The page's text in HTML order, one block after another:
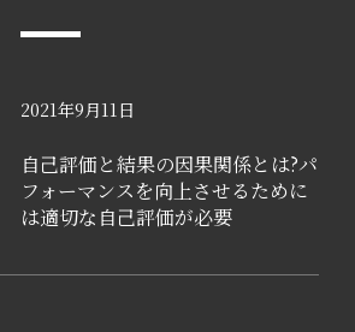
2021年9月11日
自己評価と結果の因果関係とは?パ
フォーマンスを向上させるために
は適切な自己評価が必要